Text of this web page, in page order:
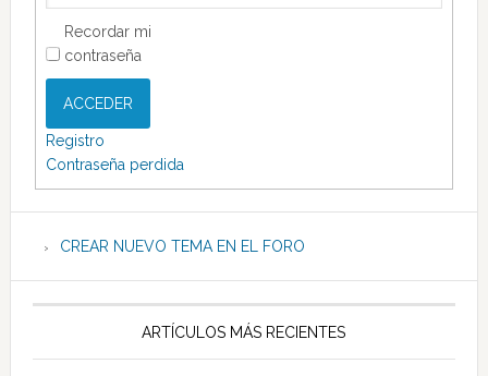
Recordar mi
contraseña
ACCEDER
Registro
Contraseña perdida
CREAR NUEVO TEMA EN EL FORO
ARTÍCULOS MÁS RECIENTES